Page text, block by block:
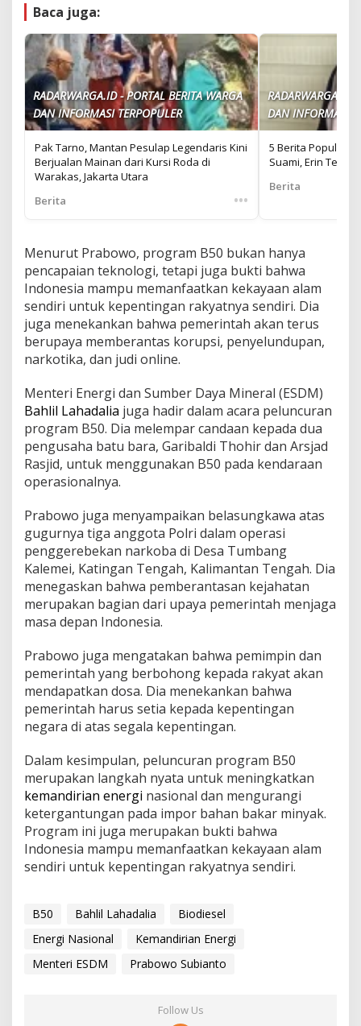
Baca juga:
RADARWARGA.ID - PORTAL BERITA WARGA
DAN INFORMASI TERPOPULER
Pak Tarno, Mantan Pesulap Legendaris Kini
Berjualan Mainan dari Kursi Roda di
Warakas, Jakarta Utara
Berita
•••
RADARWARGA.ID
DAN INFORMASI
5 Berita Populer:
Suami, Erin
Berita
Menurut Prabowo, program B50 bukan hanya
pencapaian teknologi, tetapi juga bukti bahwa
Indonesia mampu memanfaatkan kekayaan alam
sendiri untuk kepentingan rakyatnya sendiri. Dia
juga menekankan bahwa pemerintah akan terus
berupaya memberantas korupsi, penyelundupan,
narkotika, dan judi online.
Menteri Energi dan Sumber Daya Mineral (ESDM)
Bahlil Lahadalia juga hadir dalam acara peluncuran
program B50. Dia melempar candaan kepada dua
pengusaha batu bara, Garibaldi Thohir dan Arsjad
Rasjid, untuk menggunakan B50 pada kendaraan
operasionalnya.
Prabowo juga menyampaikan belasungkawa atas
gugurnya tiga anggota Polri dalam operasi
penggerebekan narkoba di Desa Tumbang
Kalemei, Katingan Tengah, Kalimantan Tengah. Dia
menegaskan bahwa pemberantasan kejahatan
merupakan bagian dari upaya pemerintah menjaga
masa depan Indonesia.
Prabowo juga mengatakan bahwa pemimpin dan
pemerintah yang berbohong kepada rakyat akan
mendapatkan dosa. Dia menekankan bahwa
pemerintah harus setia kepada kepentingan
negara di atas segala kepentingan.
Dalam kesimpulan, peluncuran program B50
merupakan langkah nyata untuk meningkatkan
kemandirian energi nasional dan mengurangi
ketergantungan pada impor bahan bakar minyak.
Program ini juga merupakan bukti bahwa
Indonesia mampu memanfaatkan kekayaan alam
sendiri untuk kepentingan rakyatnya sendiri.
B50 Bahlil Lahadalia
Biodiesel
Energi Nasional
Kemandirian Energi
Menteri ESDM
Prabowo Subianto
Follow Us